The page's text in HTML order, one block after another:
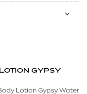
GYPSY
Lotion Gypsy Water